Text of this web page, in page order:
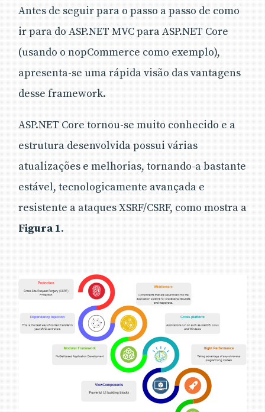
Antes de seguir para o passo a passo de como
ir para do ASP.NET MVC para ASP.NET Core
(usando o nopCommerce como exemplo),
apresenta-se uma rápida visão das vantagens
desse framework.
ASP.NET Core tornou-se muito conhecido e a
estrutura desenvolvida possui várias
atualizações e melhorias, tornando-a bastante
estável, tecnologicamente avançada e
resistente a ataques XSRF/CSRF, como mostra a
Figura 1.